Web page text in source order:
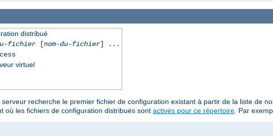
distribué
fichier[nom-du-fichier] ...
virtuel
recherche le premier fichier de configuration existant à partir de la liste de
où les fichiers de configuration distribués sont activés pour ce répertoire . Par